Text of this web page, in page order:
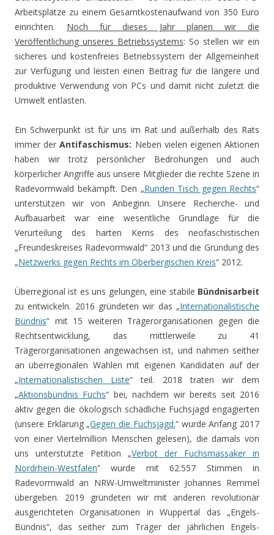
Arbeitsplätze zu einem Gesamtkostenaufwand von 350 Euro
einrichten. Noch für dieses Jahr planen wir die
Veröffentlichung unseres Betriebssystems: So stellen wir ein
sicheres und kostenfreies Betriebssystem der Allgemeinheit
zur Verfügung und leisten einen Beitrag für die längere und
produktive Verwendung von PCs und damit nicht zuletzt die
Umwelt entlasten.
Ein Schwerpunkt ist für uns im Rat und außerhalb des Rats
immer derAntifaschismus: Neben vielen eigenen Aktionen
haben wir trotz persönlicher Bedrohungen und auch
körperlicher Angriffe aus unsere Mitglieder die rechte Szene in
Radevormwald bekämpft. Den „Runden Tisch gegen Rechts“
unterstützen wir von Anbeginn. Unsere Recherche- und
Aufbauarbeit war eine wesentliche Grundlage für die
Verurteilung des harten Kerns des neofaschistischen
„Freundeskreises Radevormwald“ 2013 und die Gründung des
„Netzwerks gegen Rechts im Oberbergischen Kreis“ 2012.
Überregional ist es uns gelungen, eine stabile Bündnisarbeit
zu entwickeln. 2016 gründeten wir das „Internationalistische
Bündnis“ mit 15 weiteren Trägerorganisationen gegen die
Rechtsentwicklung, das mittlerweile zu 41
Trägerorganisationen angewachsen ist, und nahmen seither
an überregionalen Wahlen mit eigenen Kandidaten auf der
„Internationalistischen Liste“ teil. 2018 traten wir dem
„Aktionsbündnis Fuchs“ bei, nachdem wir bereits seit 2016
aktiv gegen die ökologisch schädliche Fuchsjagd engagierten
(unsere Erklärung „Gegen die Fuchsjagd.“ wurde Anfang 2017
von einer Viertelmillion Menschen gelesen), die damals von
uns unterstützte Petition „Verbot der Fuchsmassaker in
Nordrhein-Westfalen“ wurde mit 62.557 Stimmen in
Radevormwald an NRW-Umweltminister Johannes Remmel
übergeben. 2019 gründeten wir mit anderen revolutionär
ausgerichteten Organisationen in Wuppertal das „Engels-
Bündnis“, das seither zum Träger der jährlichen Engels-